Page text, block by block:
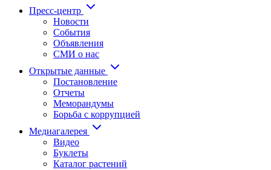
Пресс-центр
Новости
События
Объявления
СМИ о нас
Открытые данные
Постановление
Отчеты
Меморандумы
Борьба с коррупцией
Медиагалерея
Видео
Буклеты
Каталог растений